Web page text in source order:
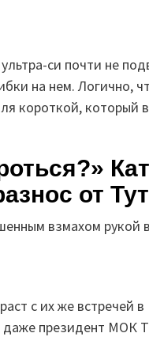
си почти не
на нем. Логично,
короткой, который
от
взмахом рукой
с их же встречей
даже президент МОК